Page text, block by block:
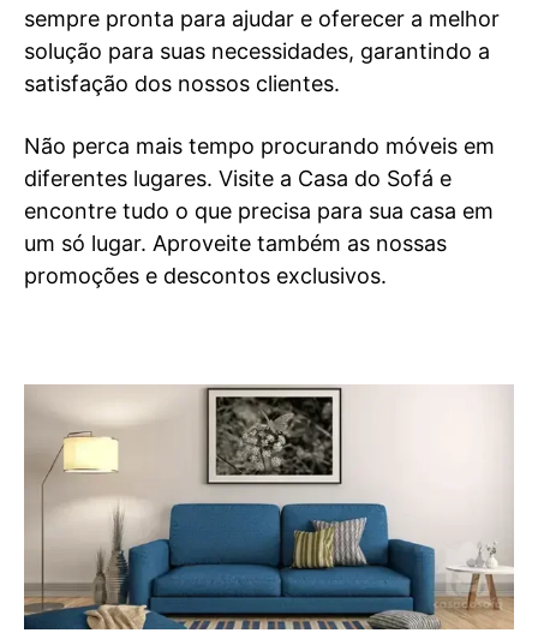
sempre pronta para ajudar e oferecer a melhor
solução para suas necessidades, garantindo a
satisfação dos nossos clientes.
Não perca mais tempo procurando móveis em
diferentes lugares. Visite a Casa do Sofá e
encontre tudo o que precisa para sua casa em
um só lugar. Aproveite também as nossas
promoções e descontos exclusivos.